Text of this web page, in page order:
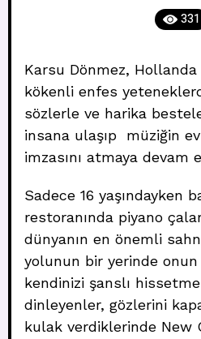
331
Karsu Dönmez,
kökenli enfes
sözlerle ve harika
insana ulaşıp müziğin
imzasını atmaya devam
Sadece 16 yaşındayken
restoranında piyano
dünyanın en önemli
yolunun bir yerinde onun
kendinizi şanslı
dinleyenler, gözlerini
kulak verdiklerinde New